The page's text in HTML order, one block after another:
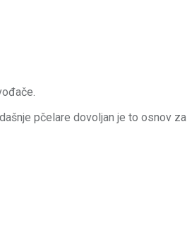
pčelare dovoljan je to osnov za